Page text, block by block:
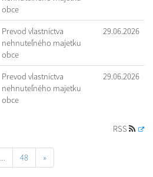
obce
Prevod vlastníctva
nehnuteľného majetku
obce
29.06.2026
Prevod vlastníctva
nehnuteľného majetku
obce
29.06.2026
RSS
... 48 »